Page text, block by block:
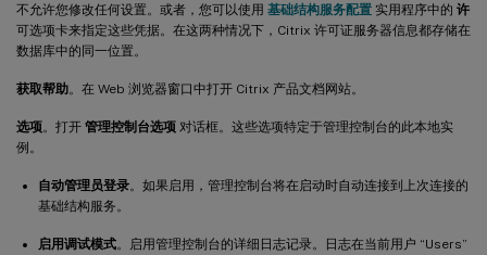
不允许您修改任何设置。或者，您可以使用 基础结构服务配置 实用程序中的 许
可选项卡来指定这些凭据。在这两种情况下，Citrix 许可证服务器信息都存储在
数据库中的同一位置。
获取帮助。在 Web 浏览器窗口中打开 Citrix 产品文档网站。
选项。打开 管理控制台选项 对话框。这些选项特定于管理控制台的此本地实
例。
自动管理员登录。如果启用，管理控制台将在启动时自动连接到上次连接的
基础结构服务。
启用调试模式。启用管理控制台的详细日志记录。日志在当前用户 “Users”